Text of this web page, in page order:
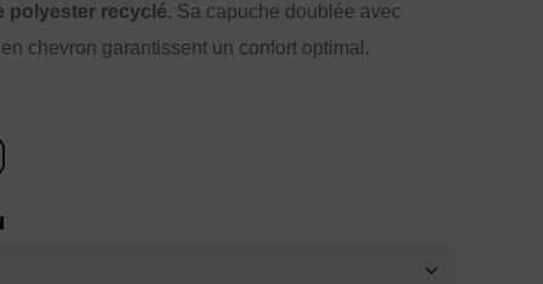
polyester recyclé. Sa capuche doublée avec
chevron garantissent un confort optimal.